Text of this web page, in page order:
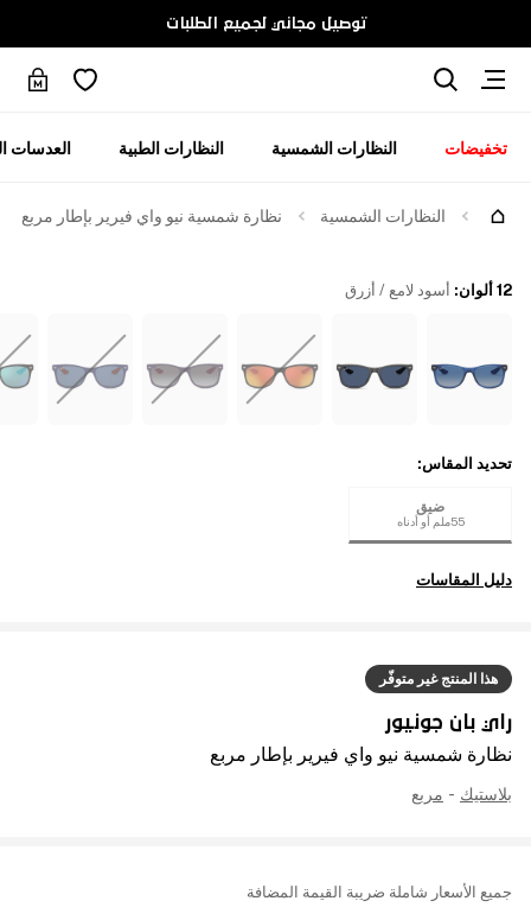
توصيل مجاني لجميع الطلبات
تخفيضات النظارات الشمسية النظارات الطبية العدسات
النظارات الشمسية نظارة شمسية نيو واي فيرير بإطار مربع
هذا المنتج غير متوفّر
راي بان جونيور
نظارة شمسية نيو واي فيرير بإطار مربع
بلاستيك - مربع
جميع الأسعار شاملة ضريبة القيمة المضافة
12 ألوان : أسود لامع / أزرق
تحديد المقاس:
ضيق
55ملم أو أدناه
دليل المقاسات